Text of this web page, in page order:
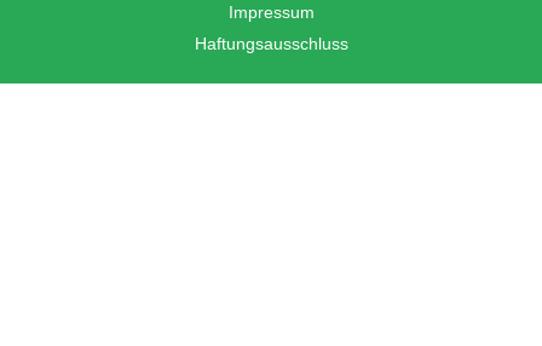
Impressum
Haftungsausschluss